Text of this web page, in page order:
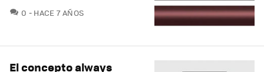
0 COMENTARIOS
HACE 7 AÑOS
El concepto always